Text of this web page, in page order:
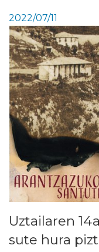
2022/07/11
Uztailaren
sute hura